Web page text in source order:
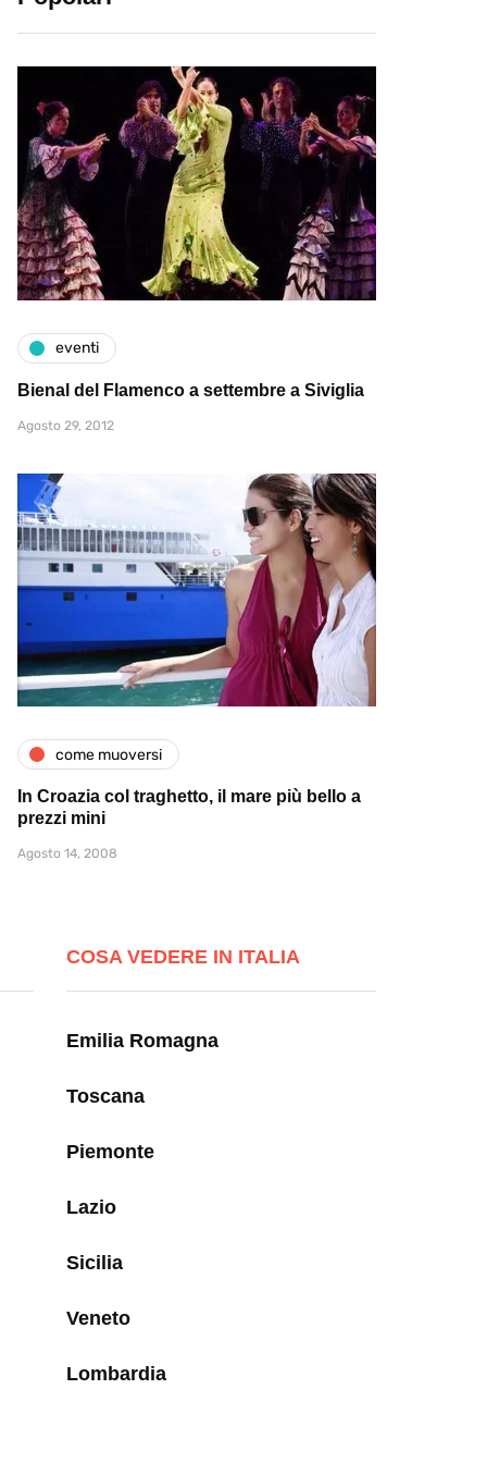
eventi
Bienal del Flamenco a settembre a Siviglia
Agosto 29, 2012
come muoversi
In Croazia col traghetto, il mare più bello a
prezzi mini
Agosto 14, 2008
COSA VEDERE IN ITALIA
Emilia Romagna
Toscana
Piemonte
Lazio
Sicilia
Veneto
Lombardia